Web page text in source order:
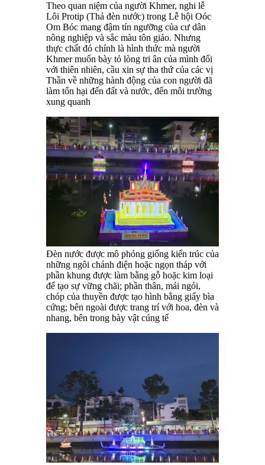
Theo quan niệm của người Khmer, nghi lễ
Lôi Protip (Thả đèn nước) trong Lễ hội Oóc
Om Bóc mang đậm tín ngưỡng của cư dân
nông nghiệp và sắc màu tôn giáo. Nhưng
thực chất đó chính là hình thức mà người
Khmer muốn bày tỏ lòng tri ân của mình đối
với thiên nhiên, cầu xin sự tha thứ của các vị
Thần về những hành động của con người đã
làm tổn hại đến đất và nước, đến môi trường
xung quanh
Đèn nước được mô phỏng giống kiến trúc của
những ngôi chánh điện hoặc ngọn tháp với
phần khung được làm bằng gỗ hoặc kim loại
để tạo sự vững chãi; phần thân, mái ngói,
chóp của thuyền được tạo hình bằng giấy bìa
cứng; bên ngoài được trang trí với hoa, đèn và
nhang, bên trong bày vật cúng tế